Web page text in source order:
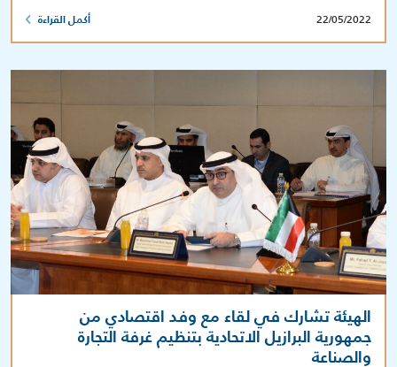
22/05/2022 أكمل القراءة
الهيئة تشارك في لقاء مع وفد اقتصادي من
جمهورية البرازيل الاتحادية بتنظيم غرفة التجارة
والصناعة